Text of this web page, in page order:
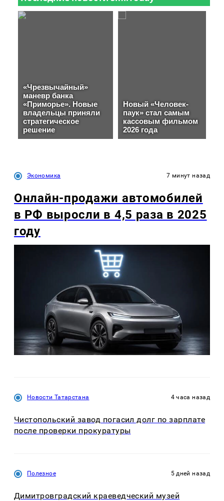
Экономика 7 минут назад
Онлайн-продажи автомобилей
в РФ выросли в 4,5 раза в 2025
году
Новости Татарстана 4 часа назад
Чистопольский завод погасил долг по зарплате
после проверки прокуратуры
Полезное 5 дней назад
Димитровградский краеведческий музей